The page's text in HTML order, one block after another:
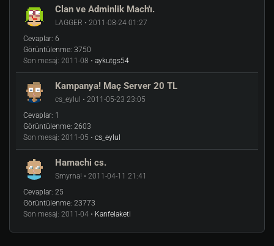
Clan ve Adminlik Mach'ı.
LAGGER • 2011-08-24 01:27
Cevaplar: 6
Görüntülenme: 3750
Son mesaj: 2011-08 • aykutgs54
Kampanya! Maç Server 20 TL
cs_eylul • 2011-05-23 23:05
Cevaplar: 1
Görüntülenme: 2603
Son mesaj: 2011-05 • cs_eylul
Hamachi cs.
Smyrna! • 2011-04-11 21:41
Cevaplar: 25
Görüntülenme: 23773
Son mesaj: 2011-04 • Kanfelaketi